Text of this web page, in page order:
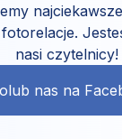
nasi czytelnicy!
nas na